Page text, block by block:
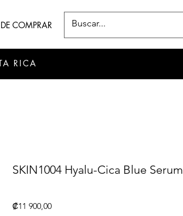
COMPRAR
RICA
SKIN1004 Hyalu-Cica Blue Serum
₡11 900,00Precio